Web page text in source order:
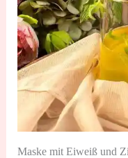
Maske mit Eiweiß und